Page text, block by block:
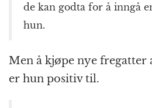
de kan godta for å inngå
hun.
Men å kjøpe nye fregatter
er hun positiv til.